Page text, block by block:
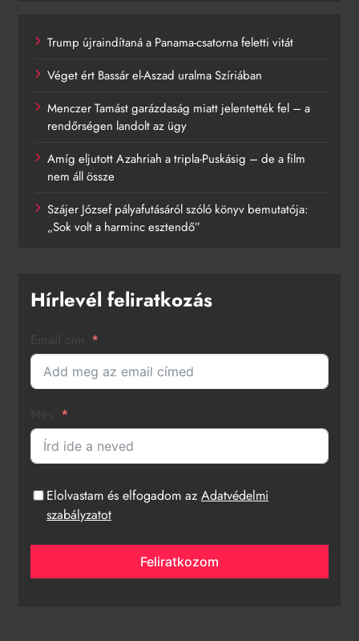
Trump újraindítaná a Panama-csatorna feletti vitát
Véget ért Bassár el-Aszad uralma Szíriában
Menczer Tamást garázdaság miatt jelentették fel – a
rendőrségen landolt az ügy
Amíg eljutott Azahriah a tripla-Puskásig – de a film
nem áll össze
Szájer József pályafutásáról szóló könyv bemutatója:
„Sok volt a harminc esztendő”
Hírlevél feliratkozás
Elolvastam és elfogadom az Adatvédelmi
szabályzatot
Feliratkozom